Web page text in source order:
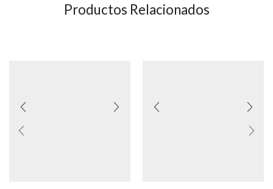
Productos Relacionados